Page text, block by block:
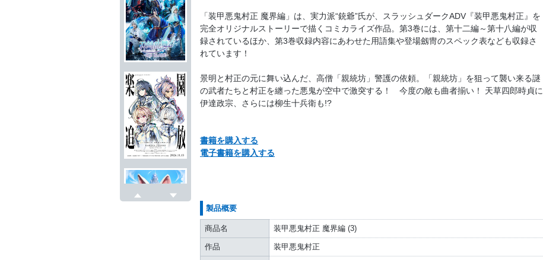
「装甲悪鬼村正 魔界編」は、実力派“銃爺”氏が、スラッシュダークADV『装甲悪鬼村正』を
完全オリジナルストーリーで描くコミカライズ作品。第3巻には、第十二編～第十八編が収
録されているほか、第3巻収録内容にあわせた用語集や登場劔冑のスペック表なども収録さ
れています！
景明と村正の元に舞い込んだ、高僧「親統坊」警護の依頼。「親統坊」を狙って襲い来る謎
の武者たちと村正を纏った悪鬼が空中で激突する！ 今度の敵も曲者揃い！ 天草四郎時貞に
伊達政宗、さらには柳生十兵衛も!?
書籍を購入する
電子書籍を購入する
製品概要
商品名 装甲悪鬼村正 魔界編 (3)
作品 装甲悪鬼村正